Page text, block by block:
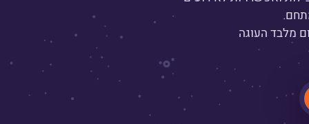
מלבד העוגה